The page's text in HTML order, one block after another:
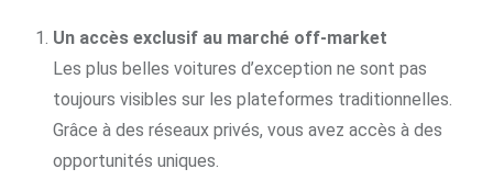
Un accès exclusif au marché off-market
Les plus belles voitures d’exception ne sont pas
toujours visibles sur les plateformes traditionnelles.
Grâce à des réseaux privés, vous avez accès à des
opportunités uniques.